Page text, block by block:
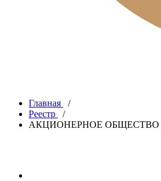
Главная
/
Реестр
/
АКЦИОНЕРНОЕ ОБЩЕСТВО